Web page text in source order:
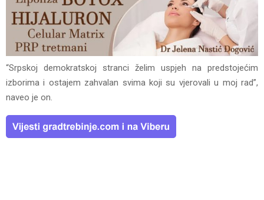
“Srpskoj demokratskoj stranci želim uspjeh na predstojećim
izborima i ostajem zahvalan svima koji su vjerovali u moj rad”,
naveo je on.